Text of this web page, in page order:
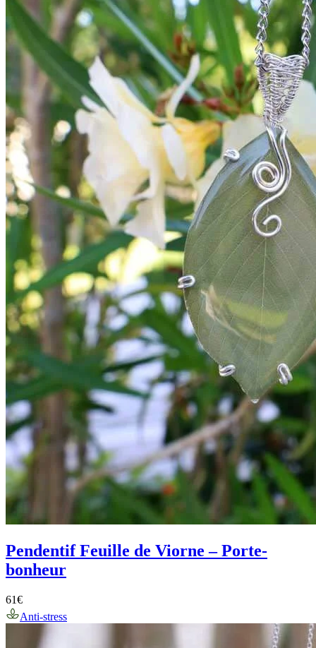
Pendentif Feuille de Viorne – Porte-
bonheur
61€
Anti-stress